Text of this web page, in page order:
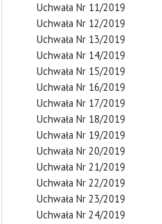
Uchwała Nr 11/2019
Uchwała Nr 12/2019
Uchwała Nr 13/2019
Uchwała Nr 14/2019
Uchwała Nr 15/2019
Uchwała Nr 16/2019
Uchwała Nr 17/2019
Uchwała Nr 18/2019
Uchwała Nr 19/2019
Uchwała Nr 20/2019
Uchwała Nr 21/2019
Uchwała Nr 22/2019
Uchwała Nr 23/2019
Uchwała Nr 24/2019